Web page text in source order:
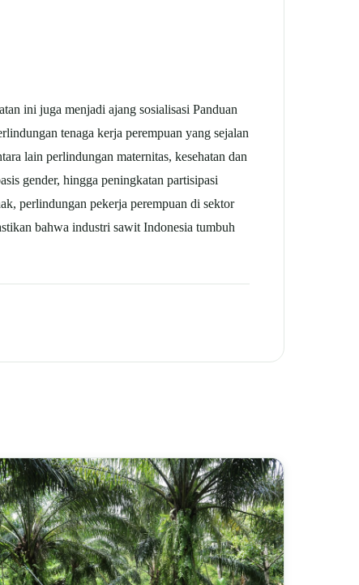
ini juga menjadi ajang sosialisasi Panduan
tenaga kerja perempuan yang sejalan
lain perlindungan maternitas, kesehatan dan
gender, hingga peningkatan partisipasi
perlindungan pekerja perempuan di sektor
bahwa industri sawit Indonesia tumbuh